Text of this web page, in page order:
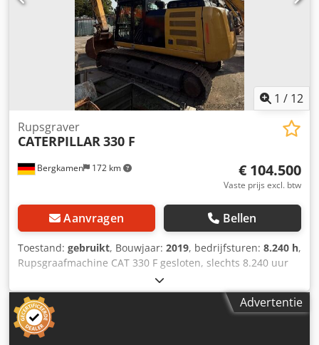
1 / 12
Bergkamen 172 km
Rupsgraver
CATERPILLAR330 F
€ 104.500
Vaste prijs excl. btw
Aanvragen Bellen
Toestand: gebruikt, Bouwjaar: 2019, bedrijfsturen: 8.240 h,
Rupsgraafmachine CAT 330 F gesloten, slechts 8.240 uur
uitstekende staat Motor Cat C7.1, vermogen ca. 195 kW /
261 pk, bedrijfsgewicht ca. 30.900 kg Rijsnelheid ca. 5,3
km/u Graafdiepte tot 7,24 m Bereik ca. 10,8 m Bakinhoud
ca. 1,7 m³ Transportlengte ca. 10,4 m Transporthoogte ca.
3,4 m Breedte (met 800 mm rupsbanden) ca. 3,2 m
Advertentie